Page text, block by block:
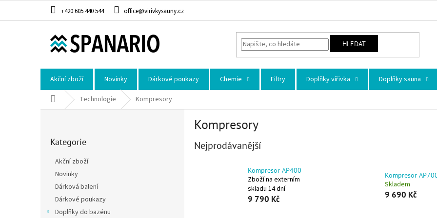
+420 605 440 544 office@virivkysauny.cz
HLEDAT
Akční zboží Novinky Dárkové poukazy Chemie Filtry Doplňky vířivka Doplňky sauna
Domů Technologie Kompresory
Kategorie
Akční zboží
Novinky
Dárková balení
Dárkové poukazy
Doplňky do bazénu
Kompresory
Nejprodávanější
Kompresor AP400
Zboží na externím
skladu 14 dní
9 790 Kč
Kompresor
Skladem
9 690 Kč